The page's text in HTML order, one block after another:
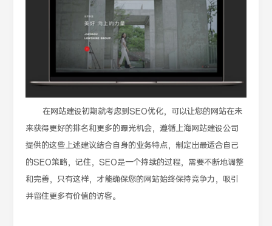
在网站建设初期就考虑到SEO优化，可以让您的网站在未
来获得更好的排名和更多的曝光机会，遵循上海网站建设公司
提供的这些上述建议结合自身的业务特点，制定出最适合自己
的SEO策略，记住，SEO是一个持续的过程，需要不断地调整
和完善，只有这样，才能确保您的网站始终保持竞争力，吸引
并留住更多有价值的访客。